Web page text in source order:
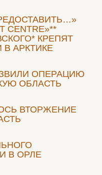
CENTRE»**
КРЕПЯТ
АРКТИКЕ
ОПЕРАЦИЮ
ОБЛАСТЬ
ВТОРЖЕНИЕ
В ОРЛЕ